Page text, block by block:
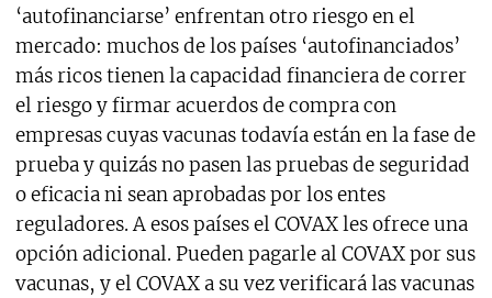
‘autofinanciarse’ enfrentan otro riesgo en el
mercado: muchos de los países ‘autofinanciados’
más ricos tienen la capacidad financiera de correr
el riesgo y firmar acuerdos de compra con
empresas cuyas vacunas todavía están en la fase de
prueba y quizás no pasen las pruebas de seguridad
o eficacia ni sean aprobadas por los entes
reguladores. A esos países el COVAX les ofrece una
opción adicional. Pueden pagarle al COVAX por sus
vacunas, y el COVAX a su vez verificará las vacunas